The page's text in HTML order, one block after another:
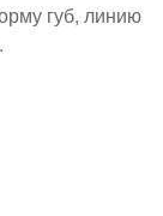
губ, линию